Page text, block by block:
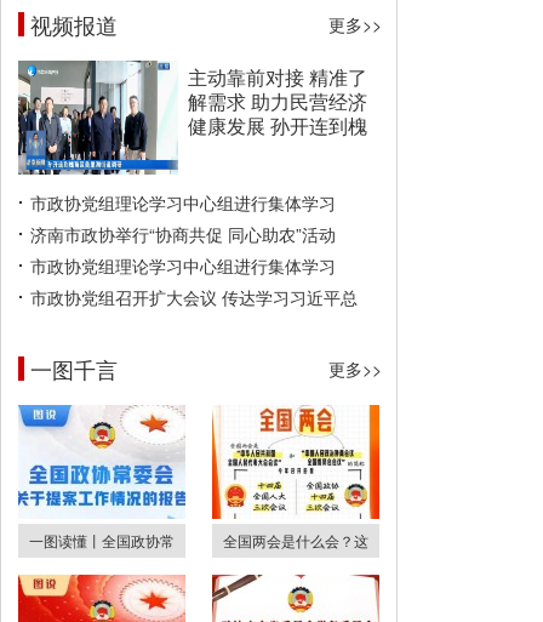
视频报道 更多>>
主动靠前对接 精准了
解需求 助力民营经济
健康发展 孙开连到槐
市政协党组理论学习中心组进行集体学习
济南市政协举行“协商共促 同心助农”活动
市政协党组理论学习中心组进行集体学习
市政协党组召开扩大会议 传达学习习近平总
一图千言 更多>>
一图读懂丨全国政协常 全国两会是什么会？这